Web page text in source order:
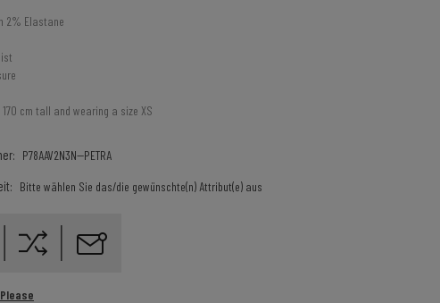
2% Elastane
170 cm tall and wearing a size XS
P78AAV2N3N--PETRA
Bitte wählen Sie das/die gewünschte(n) Attribut(e) aus
Please